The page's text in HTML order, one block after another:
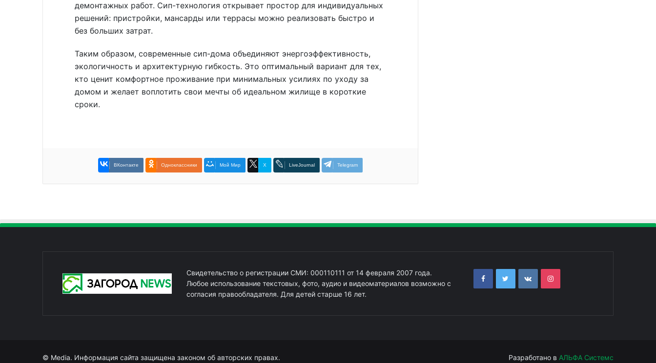
демонтажных работ. Сип-технология открывает простор для индивидуальных
решений: пристройки, мансарды или террасы можно реализовать быстро и
без больших затрат.
Таким образом, современные сип-дома объединяют энергоэффективность,
экологичность и архитектурную гибкость. Это оптимальный вариант для тех,
кто ценит комфортное проживание при минимальных усилиях по уходу за
домом и желает воплотить свои мечты об идеальном жилище в короткие
сроки.
ВКонтакте Одноклассники Мой Мир X LiveJournal Telegram
Свидетельство о регистрации СМИ: 000110111 от 14 февраля 2007 года.
Любое использование текстовых, фото, аудио и видеоматериалов возможно с
согласия правообладателя. Для детей старше 16 лет.
© Media. Информация сайта защищена законом об авторских правах. Разработано в АЛЬФА Системс